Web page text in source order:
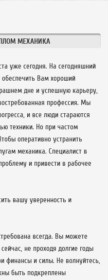
МЕХАНИКА
уже сегодня. На сегодняшний
Вам хороший
дне и успешную карьеру,
профессия. Мы
и все люди стараются
техники. Но при частом
оперативно устранить
механика. Специалист в
и привести в рабочее
вашу уверенность и
всегда. Вы можете
не проходя долгие годы
финансы и силы. Не волнуйтесь,
быть подкреплены